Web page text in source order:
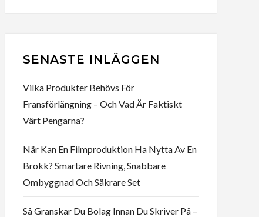
SENASTE INLÄGGEN
Vilka Produkter Behövs För
Fransförlängning – Och Vad Är Faktiskt
Värt Pengarna?
När Kan En Filmproduktion Ha Nytta Av En
Brokk? Smartare Rivning, Snabbare
Ombyggnad Och Säkrare Set
Så Granskar Du Bolag Innan Du Skriver På –